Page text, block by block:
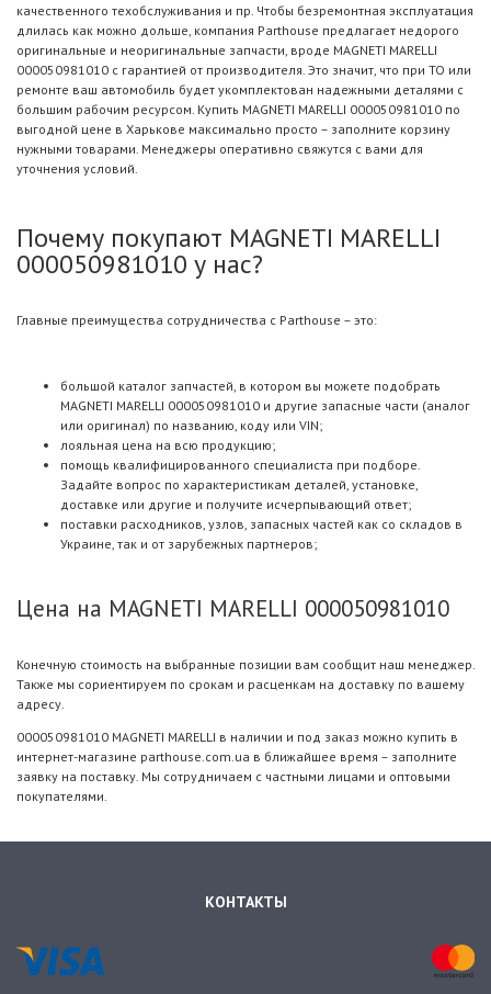
качественного техобслуживания и пр. Чтобы безремонтная эксплуатация
длилась как можно дольше, компания Parthouse предлагает недорого
оригинальные и неоригинальные запчасти, вроде MAGNETI MARELLI
000050981010 с гарантией от производителя. Это значит, что при ТО или
ремонте ваш автомобиль будет укомплектован надежными деталями с
большим рабочим ресурсом. Купить MAGNETI MARELLI 000050981010 по
выгодной цене в Харькове максимально просто – заполните корзину
нужными товарами. Менеджеры оперативно свяжутся с вами для
уточнения условий.
Почему покупают MAGNETI MARELLI
000050981010 у нас?
Главные преимущества сотрудничества с Parthouse – это:
большой каталог запчастей, в котором вы можете подобрать
MAGNETI MARELLI 000050981010 и другие запасные части (аналог
или оригинал) по названию, коду или VIN;
лояльная цена на всю продукцию;
помощь квалифицированного специалиста при подборе.
Задайте вопрос по характеристикам деталей, установке,
доставке или другие и получите исчерпывающий ответ;
поставки расходников, узлов, запасных частей как со складов в
Украине, так и от зарубежных партнеров;
Цена на MAGNETI MARELLI 000050981010
Конечную стоимость на выбранные позиции вам сообщит наш менеджер.
Также мы сориентируем по срокам и расценкам на доставку по вашему
адресу.
000050981010 MAGNETI MARELLI в наличии и под заказ можно купить в
интернет-магазине parthouse.com.ua в ближайшее время – заполните
заявку на поставку. Мы сотрудничаем с частными лицами и оптовыми
покупателями.
КОНТАКТЫ